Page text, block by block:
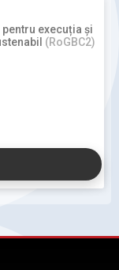
execuția și
(RoGBC2)